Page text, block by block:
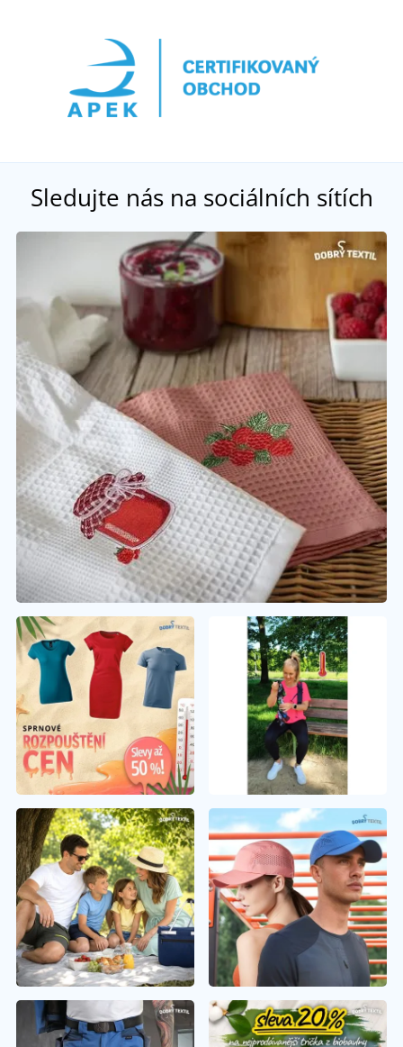
Sledujte nás na sociálních sítích